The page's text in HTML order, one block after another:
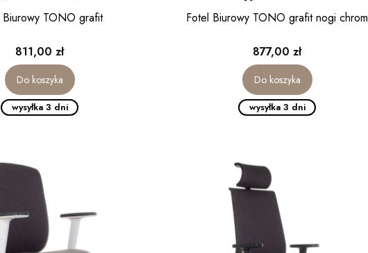
Biurowy TONO grafit
Cena
811,00 zł
Do koszyka
wysyłka 3 dni
Fotel Biurowy TONO grafit nogi chrom
Cena
877,00 zł
Do koszyka
wysyłka 3 dni